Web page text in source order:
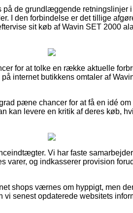
på de grundlæggende retningslinjer
I den forbindelse er det tillige
sit køb af Wavin SET 2000
for at tolke en række aktuelle
internet butikkens omtaler af
pæne chancer for at få en idé
kan levere en kritik af deres køb,
Vi har faste
varer, og indkasserer provision
shops værnes om hyppigt, men
vi senest opdaterede websitets